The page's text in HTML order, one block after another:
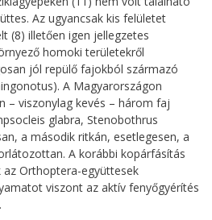
Az ugyancsak kis felületet
(8) illetően igen jellegzetes
homoki területekről
jól repülő fajokból származó
A Magyarországon
– viszonylag kevés – három faj
glabra, Stenobothrus
a második ritkán, esetlegesen, a
A korábbi kopárfásítás
Orthoptera-együttesek
viszont az aktív fenyőgyérítés